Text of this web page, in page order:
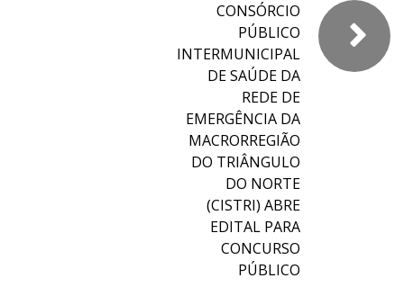
CONSÓRCIO
PÚBLICO
INTERMUNICIPAL
DE SAÚDE DA
REDE DE
EMERGÊNCIA DA
MACRORREGIÃO
DO TRIÂNGULO
DO NORTE
(CISTRI) ABRE
EDITAL PARA
CONCURSO
PÚBLICO